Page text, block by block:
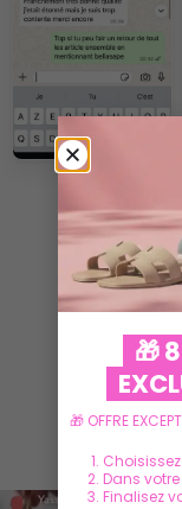
🎁
🎁 OFFRE
Dans
Finalisez